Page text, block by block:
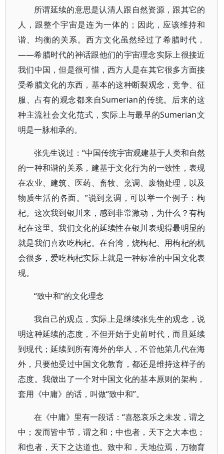
所谓延续的意思是认清人跟自然资源，跟其它的
人，跟整个宇宙是连为一体的；因此，应该维持和
谐、均衡的关系。西方文化虽然经过了希腊时代，
——希腊时代的神话跟他们的宇宙理念实际上很接近
我们中国，但是很可惜，西方人是在其它很多方面接
受希腊文化的东西，基本的这种断裂观念，竞争、征
服、占有的观念都来自Sumerian的传统。后来的这
种主流社会文化范式，实际上与最早的Sumerian文
明是一脉相承的。
张先生说过：“中国传统宇宙观建基于人类和自然
的一种和谐的关系，建基于文化行为的一致性，表现
在农业、建筑、医药、畜牧、烹调、废物处理，以及
物质生活的各面。”说到烹调，可以举一个例子：枸
杞。这次我到银川来，感到非常激动，为什么？有枸
杞在这里。我们文化的延续性在银川表现得最明显的
就是我们喜欢吃枸杞。在台湾，烧枸杞、用枸杞的机
会很多，爱吃枸杞实际上就是一种标准的中国文化表
现。
“致中和”的文化理念
我自己的观点，实际上是继续张先生的观念，说
明这种延续的态度，不但开始于史前时代，而且延续
到现代；延续到所有海外的华人，不管他第几代在海
外，只要他受过中国文化教育，都还是维持这样子的
态度。我做出了一个对中国文化的基本原则的架构，
套用《中庸》的话，叫做“致中和”。
在《中庸》里有一段话：“喜怒哀乐之未发，谓之
中；发而皆中节，谓之和；中也者，天下之大本也；
和也者，天下之达道也。致中和，天地位焉，万物育